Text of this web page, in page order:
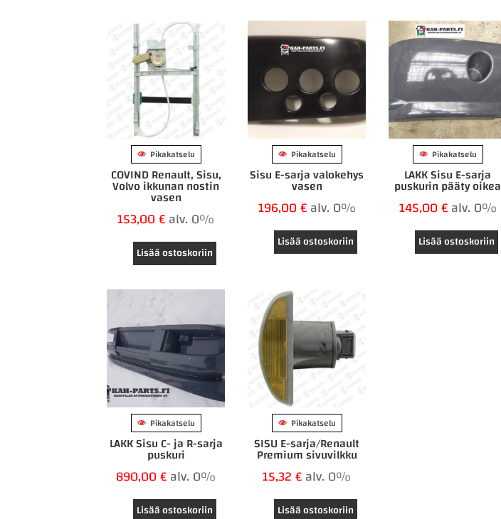
Pikakatselu
COVIND Renault, Sisu,
Volvo ikkunan nostin
vasen
153,00€alv. 0%
Lisää ostoskoriin
Pikakatselu
Sisu E-sarja valokehys
vasen
196,00€alv. 0%
Lisää ostoskoriin
Pikakatselu
LAKK Sisu E-sarja
puskurin pääty oikea
145,00€alv. 0%
Lisää ostoskoriin
Pikakatselu
LAKK Sisu C- ja R-sarja
puskuri
890,00€alv. 0%
Lisää ostoskoriin
Pikakatselu
SISU E-sarja/Renault
Premium sivuvilkku
15,32€alv. 0%
Lisää ostoskoriin